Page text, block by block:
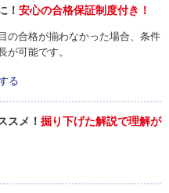
！ 安心の合格保証制度付き！
の合格が揃わなかった場合、条件
が可能です。
る
スメ！ 掘り下げた解説で理解が